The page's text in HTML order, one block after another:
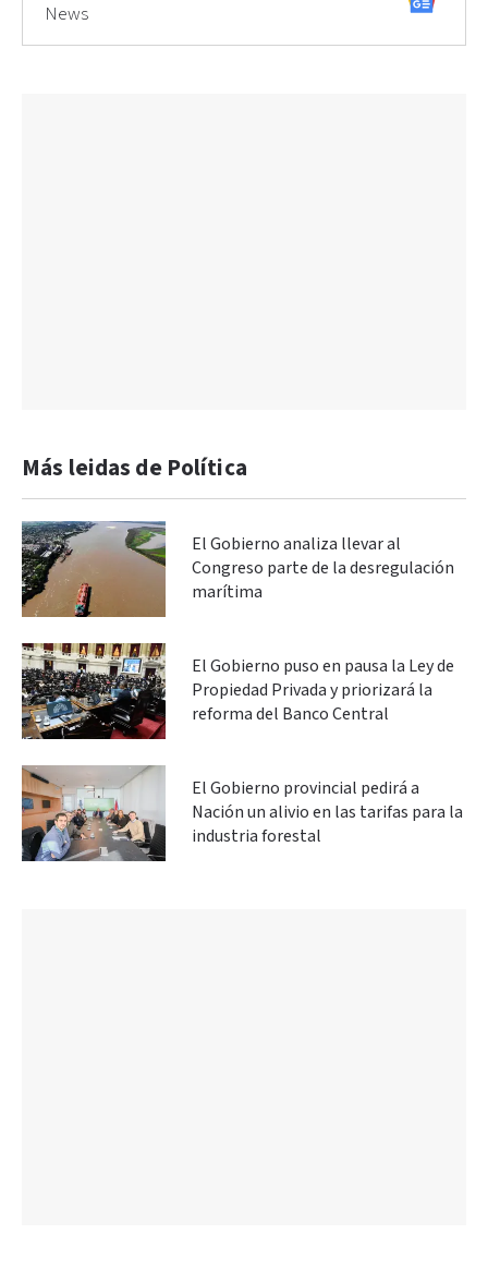
News
Más leidas de Política
El Gobierno analiza llevar al
Congreso parte de la desregulación
marítima
El Gobierno puso en pausa la Ley de
Propiedad Privada y priorizará la
reforma del Banco Central
El Gobierno provincial pedirá a
Nación un alivio en las tarifas para la
industria forestal